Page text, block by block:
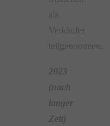
als
Verkäufer
teilgenommen.
2023
(nach
langer
Zeit)